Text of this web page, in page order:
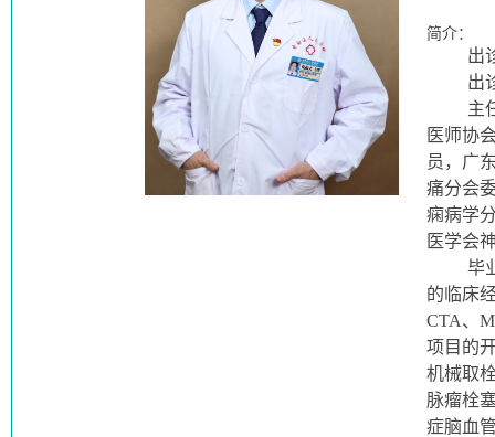
简介：
出
出
主
医师协
员，广
痛分会
痫病学
医学会
毕
的临床
CTA、
项目的
机械取
脉瘤栓
症脑血